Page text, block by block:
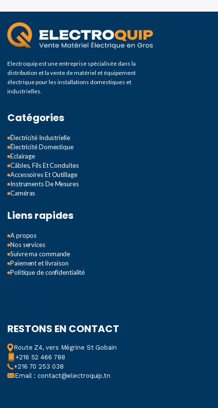
Electroquip est une entreprise spécialisée dans la
distribution et la vente de matériel et équipement
électrique pour les installations domestiques et
industrielles.
Catégories
Électricité Industrielle
Électricité Domestique
Eclairage
Câbles, Fils Et Conduites
Accessoires Et Outillage
Instruments De Mesures
Caméras
Liens rapides
A propos
Nos services
Suivre ma commande
Paiement et livraison
Politique de confidentialité
RESTONS EN CONTACT
Route Z4, vers Mégrine St Gobain
+216 52 466 788
+216 70 253 038
Email : contact@electroquip.tn